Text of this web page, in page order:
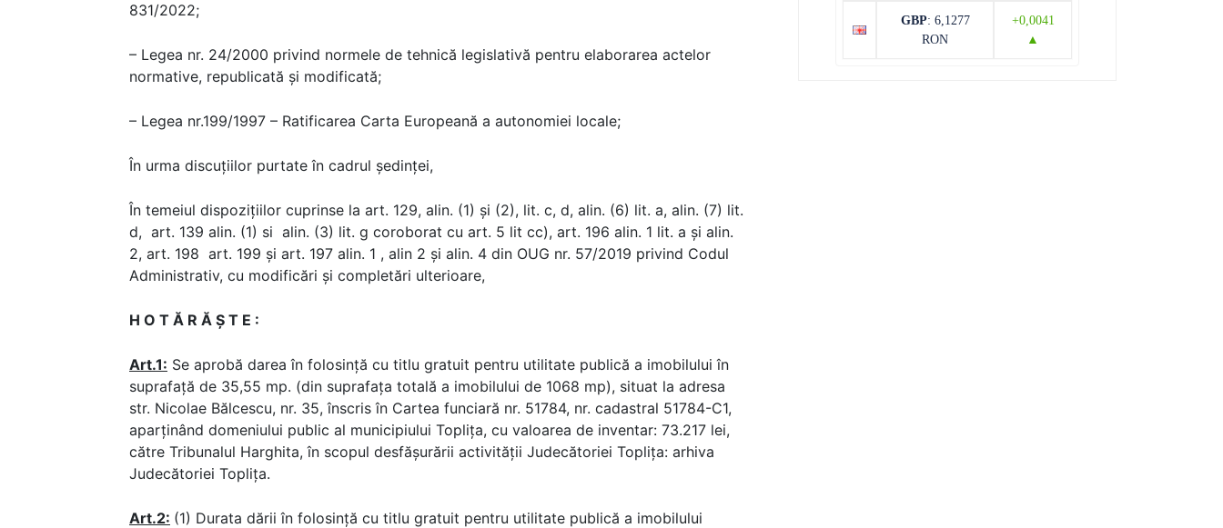
831/2022;
– Legea nr. 24/2000 privind normele de tehnică legislativă pentru elaborarea actelor
normative, republicată și modificată;
– Legea nr.199/1997 – Ratificarea Carta Europeană a autonomiei locale;
În urma discuțiilor purtate în cadrul ședinței,
În temeiul dispoziţiilor cuprinse la art. 129, alin. (1) şi (2), lit. c, d, alin. (6) lit. a, alin. (7) lit.
d, art. 139 alin. (1) si alin. (3) lit. g coroborat cu art. 5 lit cc), art. 196 alin. 1 lit. a și alin.
2, art. 198 art. 199 și art. 197 alin. 1 , alin 2 și alin. 4 din OUG nr. 57/2019 privind Codul
Administrativ, cu modificări și completări ulterioare,
H O T Ă R Ă Ş T E :
Art.1: Se aprobă darea în folosinţă cu titlu gratuit pentru utilitate publică a imobilului în
suprafață de 35,55 mp. (din suprafața totală a imobilului de 1068 mp), situat la adresa
str. Nicolae Bălcescu, nr. 35, înscris în Cartea funciară nr. 51784, nr. cadastral 51784-C1,
aparținând domeniului public al municipiului Toplița, cu valoarea de inventar: 73.217 lei,
către Tribunalul Harghita, în scopul desfăşurării activităţii Judecătoriei Toplița: arhiva
Judecătoriei Toplița.
Art.2: (1) Durata dării în folosinţă cu titlu gratuit pentru utilitate publică a imobilului
GBP: 6,1277
RON
+0,0041
▲